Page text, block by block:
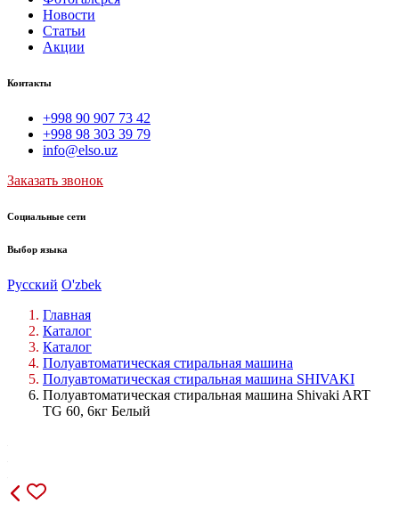
Новости
Статьи
Акции
Контакты
+998 90 907 73 42
+998 98 303 39 79
info@elso.uz
Заказать звонок
Социальные сети
Выбор языка
Русский O'zbek
Главная
Каталог
Каталог
Полуавтоматическая стиральная машина
Полуавтоматическая стиральная машина SHIVAKI
Полуавтоматическая стиральная машина Shivaki ART
TG 60, 6кг Белый